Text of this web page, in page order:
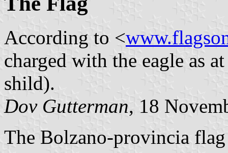
According to <
charged with the eagle as
shild).
Dov Gutterman, 18
The Bolzano-provincia